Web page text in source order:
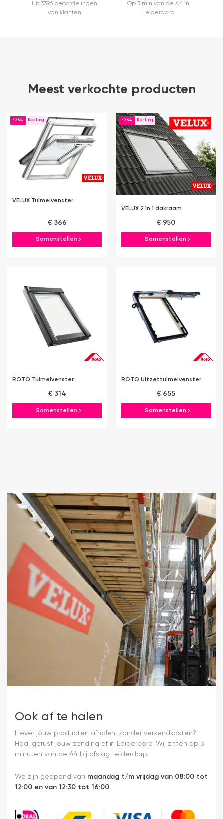
Uit 3396 beoordelingen
van klanten
Op 3 min van de A4 in
Leiderdorp
Meest verkochte producten
-25%
VELUX Tuimelvenster
€ 366
Samenstellen
-25%
VELUX 2 in 1 dakraam
€ 950
Samenstellen
ROTO Tuimelvenster
€ 314
Samenstellen
ROTO Uitzettuimelvenster
€ 655
Samenstellen
Ook af te halen
Liever jouw producten afhalen, zonder verzendkosten?
Haal gerust jouw zending af in Leiderdorp. Wij zitten op 3
minuten van de A4 bij afslag Leiderdorp.
We zijn geopend van maandag t/m vrijdag van 08:00 tot
12:00 en van 12:30 tot 16:00.